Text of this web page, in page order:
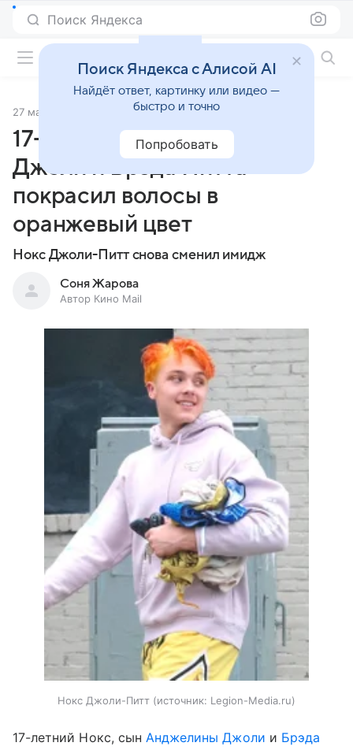
Поиск Яндекса
27 мая 2026 Источник:Кино Mail
17-летний сын Анджелины
Джоли и Брэда Питта
покрасил волосы в
оранжевый цвет
Нокс Джоли-Питт снова сменил имидж
Соня Жарова
Автор Кино Mail
Нокс Джоли-Питт источник: Legion-Media.ru
17-летний Нокс, сын Анджелины Джоли и Брэда
Поиск Яндекса с Алисой AI
Найдёт ответ, картинку или видео —
быстро и точно
Попробовать